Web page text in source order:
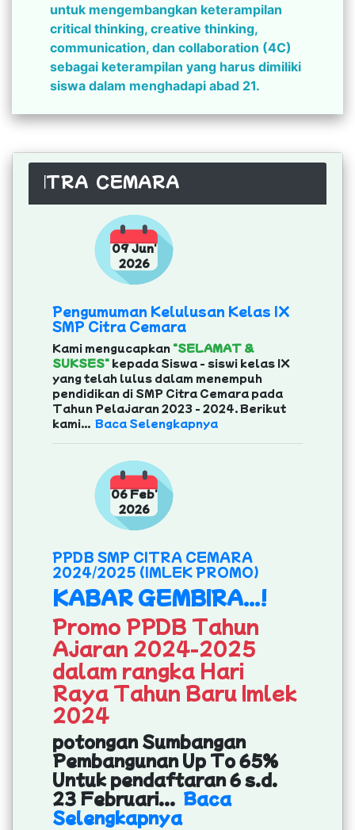
untuk mengembangkan keterampilan
critical thinking, creative thinking,
communication, dan collaboration (4C)
sebagai keterampilan yang harus dimiliki
siswa dalam menghadapi abad 21.
CEMARA
09 Jun'
2026
Pengumuman Kelulusan Kelas IX
SMP Citra Cemara
Kami mengucapkan "SELAMAT &
SUKSES" kepada Siswa - siswi kelas IX
yang telah lulus dalam menempuh
pendidikan di SMP Citra Cemara pada
Tahun Pelajaran 2023 - 2024. Berikut
kami... Baca Selengkapnya
06 Feb'
2026
PPDB SMP CITRA CEMARA
2024/2025 (IMLEK PROMO)
KABAR GEMBIRA...!
Promo PPDB Tahun
Ajaran 2024-2025
dalam rangka Hari
Raya Tahun Baru Imlek
2024
potongan Sumbangan
Pembangunan Up To 65%
Untuk pendaftaran 6 s.d.
23 Februari... Baca
Selengkapnya